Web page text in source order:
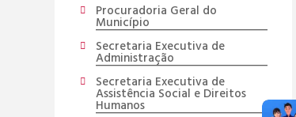
Procuradoria Geral do
Município
Secretaria Executiva de
Administração
Secretaria Executiva de
Assistência Social e Direitos
Humanos